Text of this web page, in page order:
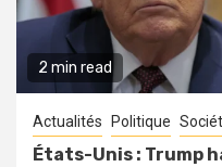
2 min read
Actualités Politique
États-Unis : Trump